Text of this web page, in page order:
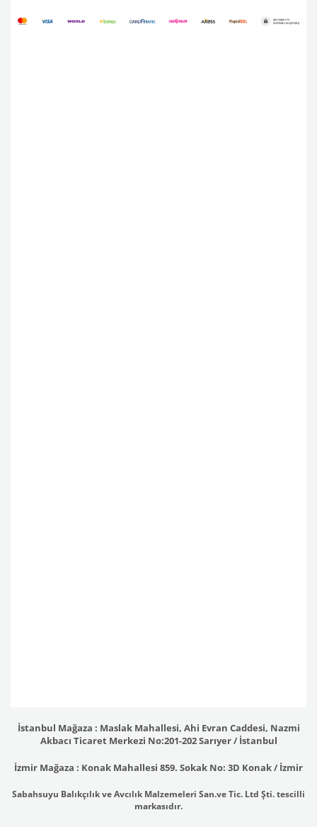
İstanbul Mağaza : Maslak Mahallesi, Ahi Evran Caddesi, Nazmi
Akbacı Ticaret Merkezi No:201-202 Sarıyer / İstanbul
İzmir Mağaza : Konak Mahallesi 859. Sokak No: 3D Konak / İzmir
Sabahsuyu Balıkçılık ve Avcılık Malzemeleri San.ve Tic. Ltd Şti. tescilli
markasıdır.